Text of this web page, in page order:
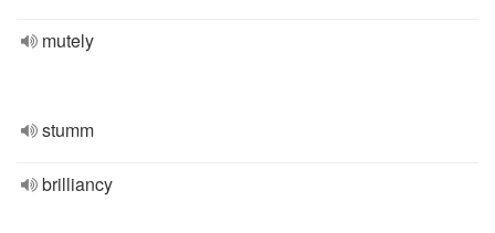
mutely
stumm
brilliancy